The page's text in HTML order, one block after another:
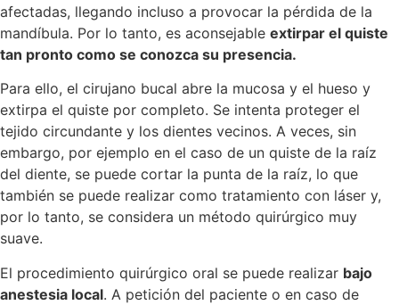
afectadas, llegando incluso a provocar la pérdida de la
mandíbula. Por lo tanto, es aconsejable extirpar el quiste
tan pronto como se conozca su presencia.
Para ello, el cirujano bucal abre la mucosa y el hueso y
extirpa el quiste por completo. Se intenta proteger el
tejido circundante y los dientes vecinos. A veces, sin
embargo, por ejemplo en el caso de un quiste de la raíz
del diente, se puede cortar la punta de la raíz, lo que
también se puede realizar como tratamiento con láser y,
por lo tanto, se considera un método quirúrgico muy
suave.
El procedimiento quirúrgico oral se puede realizar bajo
anestesia local. A petición del paciente o en caso de